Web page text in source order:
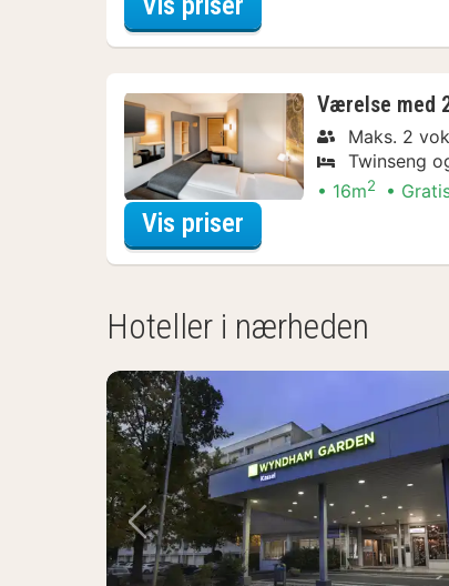
Værelse med
Maks. 2
Twinseng
16m2
Vis priser
Hoteller i nærheden
Forrige billede